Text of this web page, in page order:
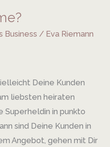
Business / Eva Riemann
Deine Kunden
liebsten heiraten
Superheldin in punkto
sind Deine Kunden in
Angebot, gehen mit Dir